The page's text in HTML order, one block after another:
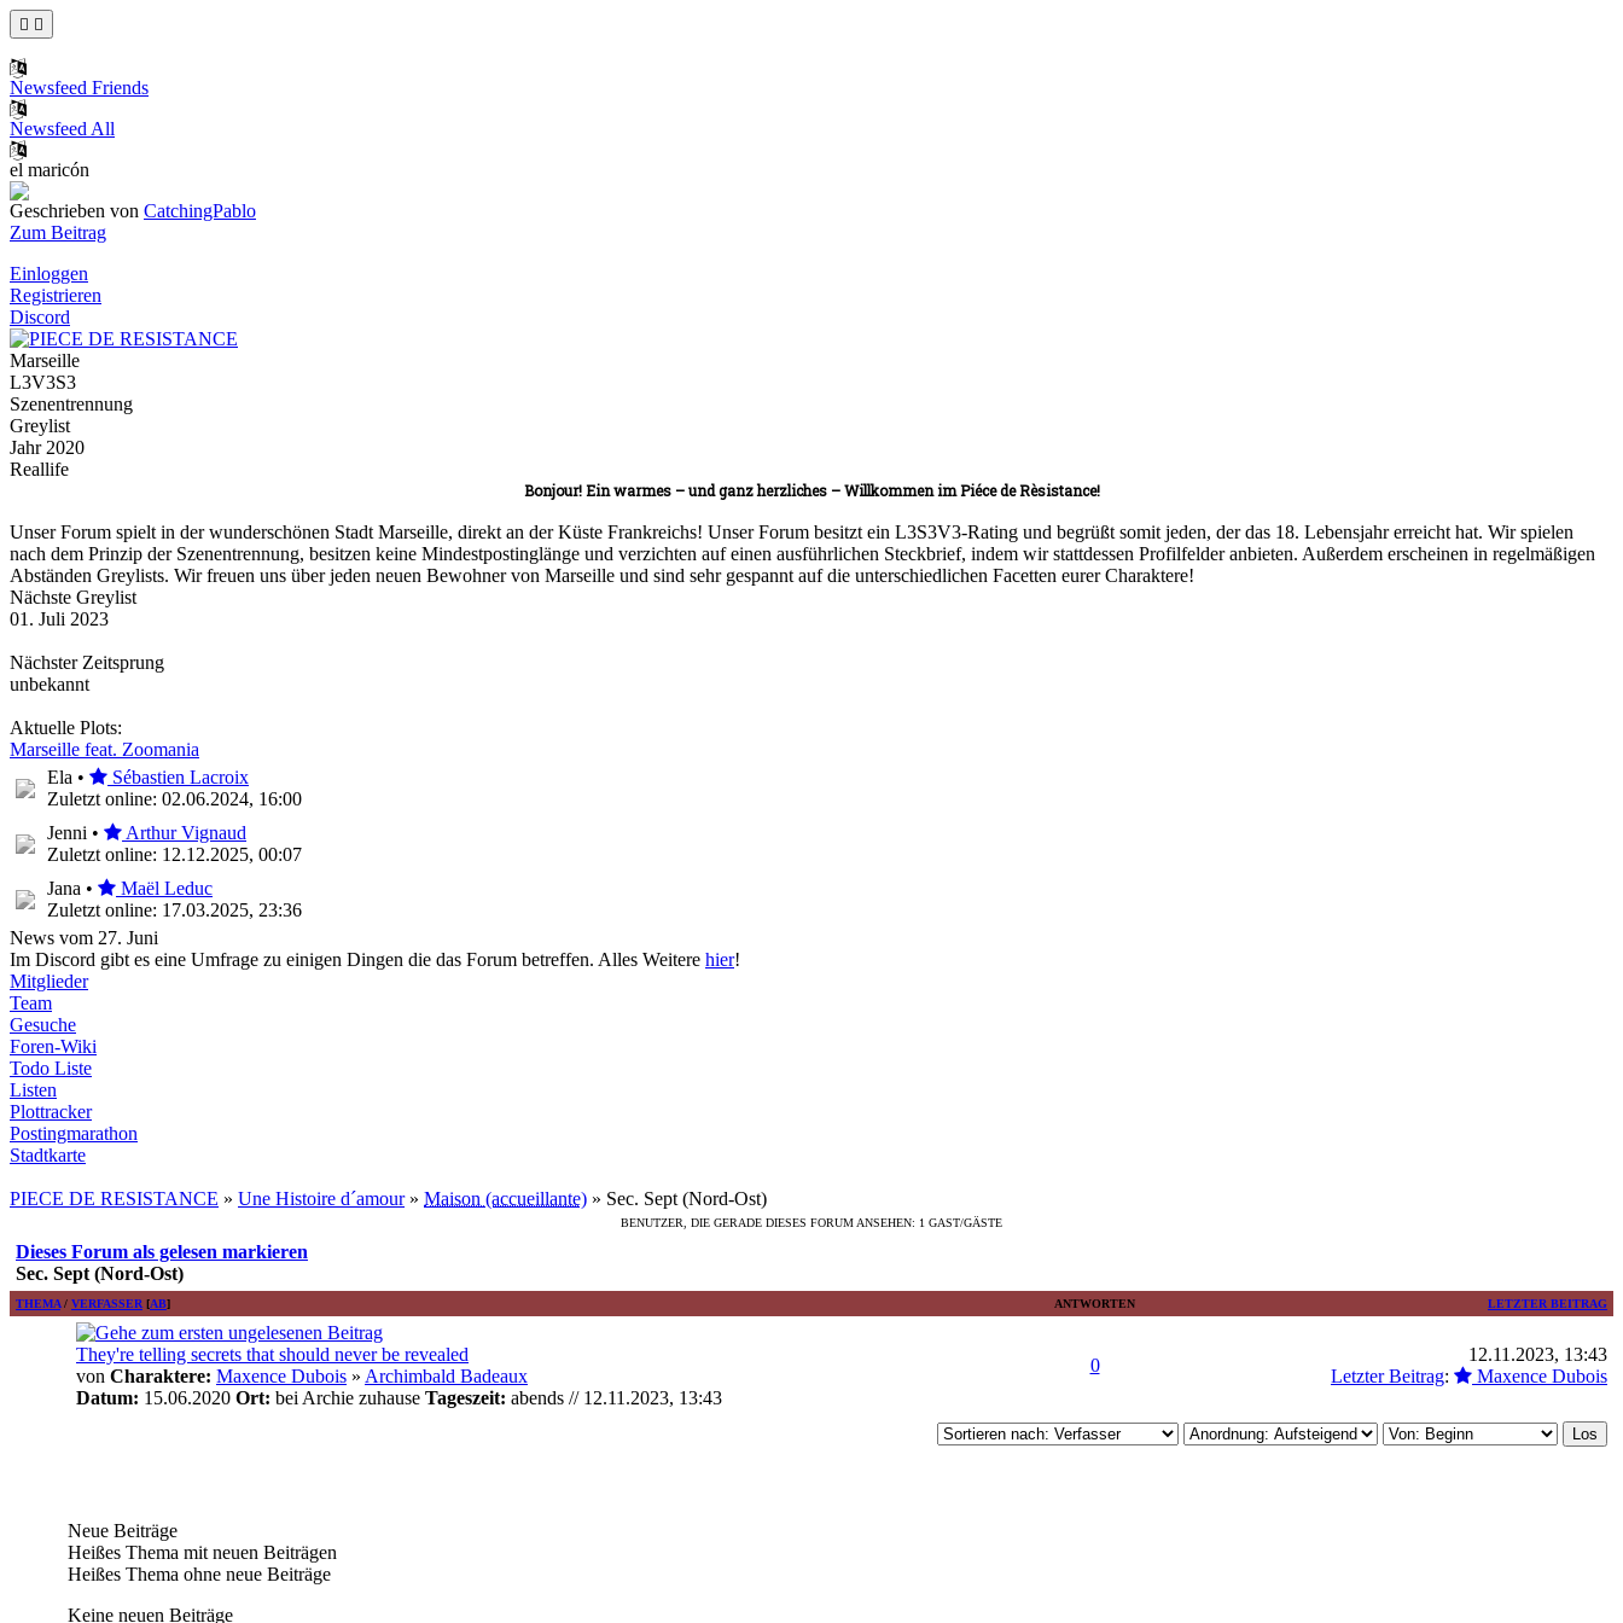
Newsfeed Friends
Newsfeed All
el maricón
Geschrieben von CatchingPablo
Zum Beitrag
Einloggen
Registrieren
Discord
Marseille
L3V3S3
Szenentrennung
Greylist
Jahr 2020
Reallife
Bonjour! Ein warmes – und ganz herzliches – Willkommen im Piéce de Rèsistance!
Unser Forum spielt in der wunderschönen Stadt Marseille, direkt an der Küste Frankreichs! Unser Forum besitzt ein L3S3V3-Rating und begrüßt somit jeden, der das 18. Lebensjahr erreicht hat. Wir spielen
nach dem Prinzip der Szenentrennung, besitzen keine Mindestpostinglänge und verzichten auf einen ausführlichen Steckbrief, indem wir stattdessen Profilfelder anbieten. Außerdem erscheinen in regelmäßigen
Abständen Greylists. Wir freuen uns über jeden neuen Bewohner von Marseille und sind sehr gespannt auf die unterschiedlichen Facetten eurer Charaktere!
Nächste Greylist
01. Juli 2023
Nächster Zeitsprung
unbekannt
Aktuelle Plots:
Marseille feat. Zoomania
Ela •
Sébastien Lacroix
Zuletzt online: 02.06.2024, 16:00
Jenni •
Arthur Vignaud
Zuletzt online: 12.12.2025, 00:07
Jana •
Maël Leduc
Zuletzt online: 17.03.2025, 23:36
News vom 27. Juni
Im Discord gibt es eine Umfrage zu einigen Dingen die das Forum betreffen. Alles Weitere hier!
Mitglieder
Team
Gesuche
Foren-Wiki
Todo Liste
Listen
Plottracker
Postingmarathon
Stadtkarte
PIECE DE RESISTANCE » Une Histoire d´amour » Maison (accueillante) » Sec. Sept (Nord-Ost)
BENUTZER, DIE GERADE DIESES FORUM ANSEHEN: 1 GAST/GÄSTE
Dieses Forum als gelesen markieren
Sec. Sept (Nord-Ost)
THEMA/ VERFASSER [AB] ANTWORTEN LETZTER BEITRAG
They're telling secrets that should never be revealed
von Charaktere: Maxence Dubois » Archimbald Badeaux
Datum: 15.06.2020 Ort: bei Archie zuhause Tageszeit: abends // 12.11.2023, 13:43
0
12.11.2023, 13:43
Letzter Beitrag: Maxence Dubois
Neue Beiträge
Heißes Thema mit neuen Beiträgen
Heißes Thema ohne neue Beiträge
Keine neuen Beiträge